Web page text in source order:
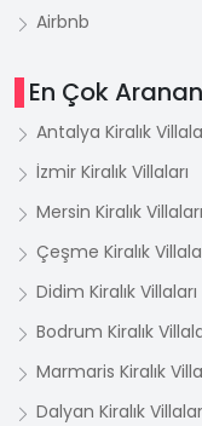
Airbnb
En Çok
Antalya Kiralık
İzmir Kiralık Villaları
Mersin Kiralık Villaları
Çeşme Kiralık
Didim Kiralık Villaları
Bodrum Kiralık
Marmaris Kiralık
Dalyan Kiralık